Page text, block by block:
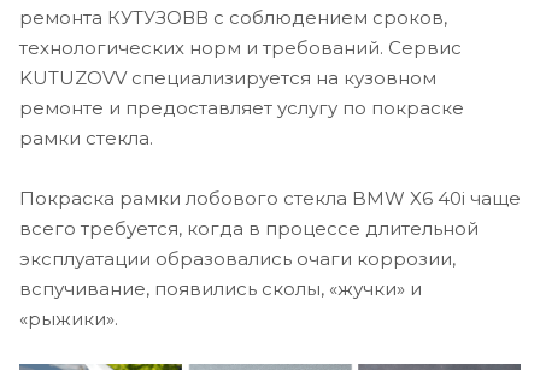
ремонта КУТУЗОВВ с соблюдением сроков,
технологических норм и требований. Сервис
KUTUZOVV специализируется на кузовном
ремонте и предоставляет услугу по покраске
рамки стекла.
Покраска рамки лобового стекла BMW X6 40i чаще
всего требуется, когда в процессе длительной
эксплуатации образовались очаги коррозии,
вспучивание, появились сколы, «жучки» и
«рыжики».